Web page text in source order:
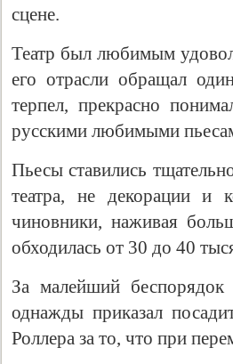
сцене.
Театр был любимым
его отрасли обращал
терпел, прекрасно
русскими любимыми
Пьесы ставились
театра, не декорации и
чиновники, наживая
обходилась от 30 до 40
За малейший беспорядок
однажды приказал
Роллера за то, что при